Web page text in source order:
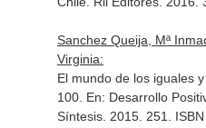
Sanchez Queija, Mª
Virginia:
El mundo de los iguales
100. En: Desarrollo
Síntesis. 2015. 251.